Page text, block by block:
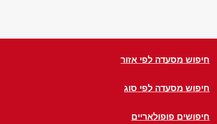
חיפוש מסעדה לפי אזור
חיפוש מסעדה לפי סוג
חיפושים פופולאריים